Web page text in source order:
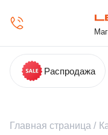
Распродажа
Главная страница /